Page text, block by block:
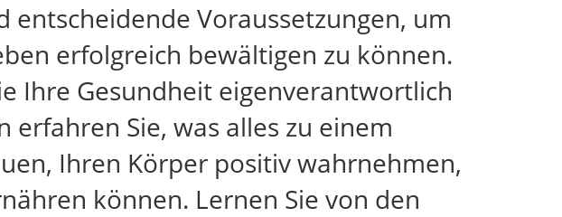
entscheidende Voraussetzungen, um
erfolgreich bewältigen zu können.
Ihre Gesundheit eigenverantwortlich
Sie, was alles zu einem
Ihren Körper positiv wahrnehmen,
können. Lernen Sie von den